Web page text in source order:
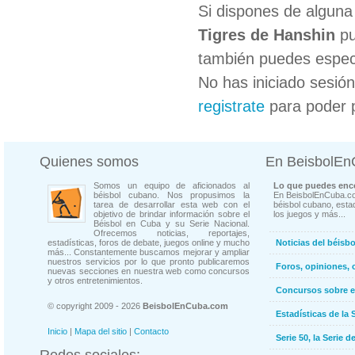
Si dispones de
Tigres de Hanshin
también puedes
No has iniciado
registrate para poder
Quienes somos
Somos un equipo de aficionados al
béisbol cubano. Nos propusimos la
tarea de desarrollar esta web con el
objetivo de brindar información sobre el
Béisbol en Cuba y su Serie Nacional.
Ofrecemos noticias, reportajes,
estadísticas, foros de debate, juegos online y mucho
más... Constantemente buscamos mejorar y ampliar
nuestros servicios por lo que pronto publicaremos
nuevas secciones en nuestra web como concursos
y otros entretenimientos.
© copyright 2009 - 2026 BeisbolEnCuba.com
Inicio | Mapa del sitio | Contacto
En
Lo que puedes
En
béisbol cubano,
los juegos y más...
Noticias del
Foros, opiniones,
Concursos sobre
Estadísticas de la
Serie 50, la Serie